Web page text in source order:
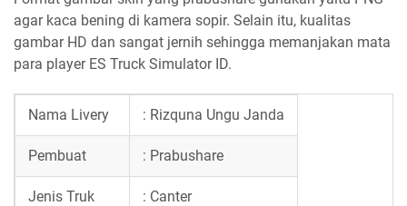
agar kaca bening di kamera sopir. Selain itu, kualitas
gambar HD dan sangat jernih sehingga memanjakan mata
para player ES Truck Simulator ID.
Nama Livery : Rizquna Ungu Janda
Pembuat : Prabushare
Jenis Truk : Canter